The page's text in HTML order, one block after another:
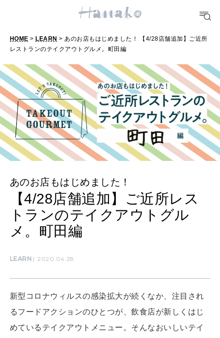
FOOD
おいしい
どこ行く？
FORTUNE
明日のわたし
[12星座別] Weekly Holoscope
[12星座別] Monthly Love Holoscope
女神まり愛のタロットメッセージ
算命学がわかる今月のあなた
HEALTH
LEARN
知る、考える
SUSTAINABLE
わたしができること
HOME > LEARN > あのお店もはじめました！ 【4/28店舗追加】ご近所
レストランのテイクアウトグルメ。町田編
あのお店もはじめました！
【4/28店舗追加】ご近所レス
トランのテイクアウトグル
メ。町田編
LEARN 2020.04.28
新型コロナウィルスの感染拡大が続くなか、注目され
るフードアクションのひとつが、飲食店が新しくはじ
めているテイクアウトメニュー。そんなおいしいテイ